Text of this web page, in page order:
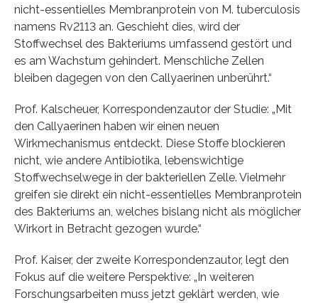
nicht-essentielles Membranprotein von M. tuberculosis
namens Rv2113 an. Geschieht dies, wird der
Stoffwechsel des Bakteriums umfassend gestört und
es am Wachstum gehindert. Menschliche Zellen
bleiben dagegen von den Callyaerinen unberührt.“
Prof. Kalscheuer, Korrespondenzautor der Studie: „Mit
den Callyaerinen haben wir einen neuen
Wirkmechanismus entdeckt. Diese Stoffe blockieren
nicht, wie andere Antibiotika, lebenswichtige
Stoffwechselwege in der bakteriellen Zelle. Vielmehr
greifen sie direkt ein nicht-essentielles Membranprotein
des Bakteriums an, welches bislang nicht als möglicher
Wirkort in Betracht gezogen wurde.“
Prof. Kaiser, der zweite Korrespondenzautor, legt den
Fokus auf die weitere Perspektive: „In weiteren
Forschungsarbeiten muss jetzt geklärt werden, wie